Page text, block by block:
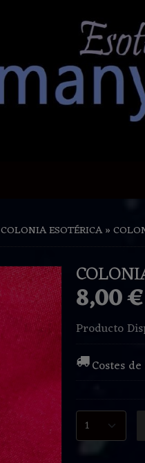
COLONIA ESOTÉRICA»
8,00 €
Producto
Costes